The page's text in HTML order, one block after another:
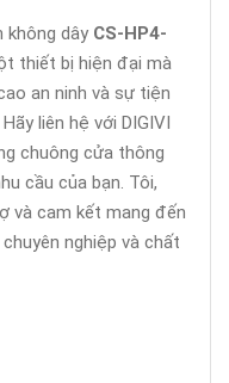
không dây CS-HP4-
thiết bị hiện đại mà
an ninh và sự tiện
liên hệ với DIGIVI
chuông cửa thông
cầu của bạn. Tôi,
và cam kết mang đến
nghiệp và chất